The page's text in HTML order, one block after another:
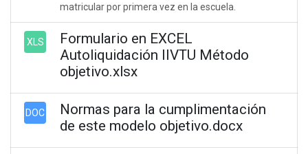
matricular por primera vez en la escuela.
XLS
Formulario en EXCEL
Autoliquidación IIVTU Método
objetivo.xlsx
DOC
Normas para la cumplimentación
de este modelo objetivo.docx